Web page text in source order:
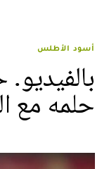
أسود الأطلس
حلمه مع